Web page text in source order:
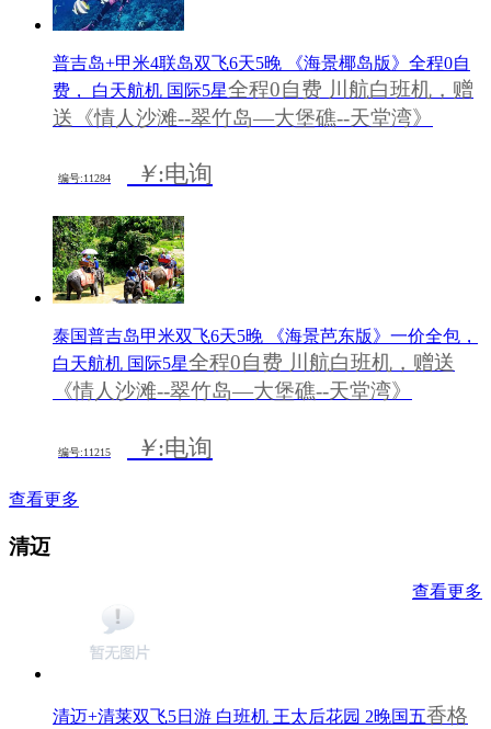
普吉岛+甲米4联岛双飞6天5晚 《海景椰岛版》全程0自
费， 白天航机 国际5星全程0自费 川航白班机，赠
送《情人沙滩--翠竹岛—大堡礁--天堂湾》
编号:11284 ￥:电询
泰国普吉岛甲米双飞6天5晚 《海景芭东版》一价全包，
白天航机 国际5星全程0自费 川航白班机，赠送
《情人沙滩--翠竹岛—大堡礁--天堂湾》
编号:11215 ￥:电询
查看更多
清迈
查看更多
清迈+清莱双飞5日游 白班机 王太后花园 2晚国五香格